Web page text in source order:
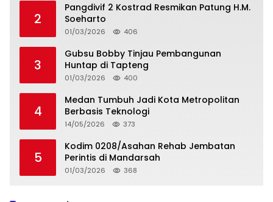
2
Pangdivif 2 Kostrad Resmikan Patung H.M.
Soeharto
01/03/2026 406
3
Gubsu Bobby Tinjau Pembangunan
Huntap di Tapteng
01/03/2026 400
4
Medan Tumbuh Jadi Kota Metropolitan
Berbasis Teknologi
14/05/2026 373
5
Kodim 0208/Asahan Rehab Jembatan
Perintis di Mandarsah
01/03/2026 368